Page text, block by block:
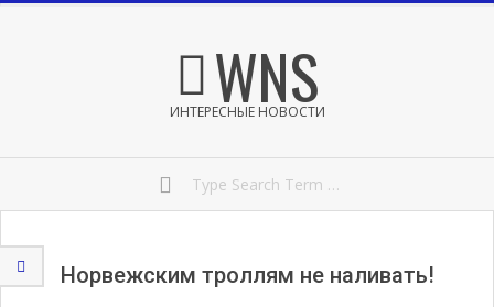
WNS
ИНТЕРЕСНЫЕ НОВОСТИ
Норвежским троллям не наливать!